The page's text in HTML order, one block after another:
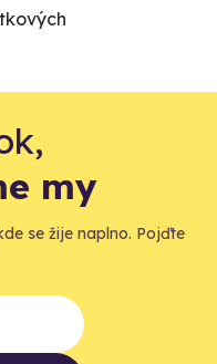
my
se žije naplno. Pojďte